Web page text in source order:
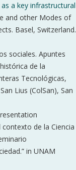
a key infrastructural
and other Modes of
Basel, Switzerland.
sociales. Apuntes
de la
Tecnológicas,
Lius (ColSan), San
de la Ciencia
in UNAM